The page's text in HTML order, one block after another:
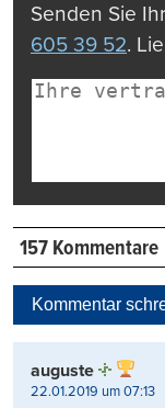
Senden Sie
605 39 52.
157 Kommentare
Kommentar
auguste
22.01.2019 um 07:13